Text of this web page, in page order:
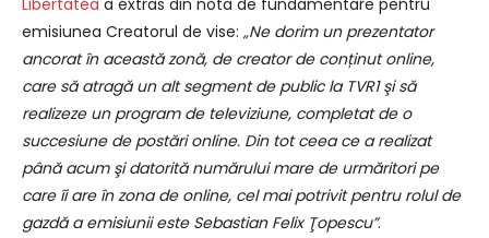
emisiunea Creatorul de vise: „Ne dorim un prezentator
ancorat în această zonă, de creator de conținut online,
care să atragă un alt segment de public la TVR1 şi să
realizeze un program de televiziune, completat de o
succesiune de postări online. Din tot ceea ce a realizat
până acum şi datorită numărului mare de urmăritori pe
care îi are în zona de online, cel mai potrivit pentru rolul de
gazdă a emisiunii este Sebastian Felix Ţopescu”.